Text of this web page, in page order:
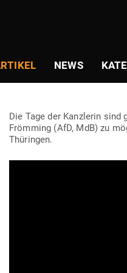
NEWS
WAS KOMMT
Die Tage der Kanz­lerin
Frömming (AfD, MdB) zu
Thüringen.